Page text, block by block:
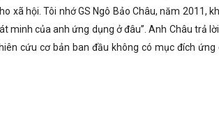
xã hội. Tôi nhớ GS Ngô Bảo Châu, năm 2011,
minh của anh ứng dụng ở đâu”. Anh Châu trả lời
cứu cơ bản ban đầu không có mục đích ứng